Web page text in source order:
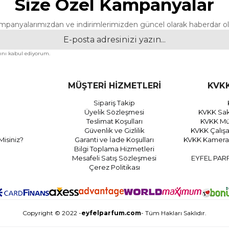
Size Özel Kampanyalar
ve indirimlerimizden güncel olarak haberdar
kabul ediyorum.
MÜŞTERİ HİZMETLERİ
Sipariş Takip
Üyelik Sözleşmesi
Teslimat Koşulları
Güvenlik ve Gizlilik
Garanti ve İade Koşulları
Bilgi Toplama Hizmetleri
Mesafeli Satış Sözleşmesi
Çerez Politikası
KVKK
KVKK
KVKK
KVKK
EYFEL
Copyright © 2022 -eyfelparfum.com- Tüm Hakları Saklıdır.